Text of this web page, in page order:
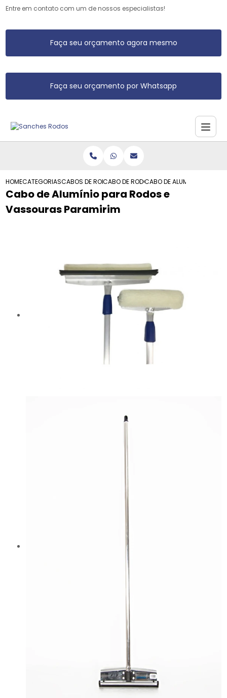
Entre em contato com um de nossos especialistas!
Faça seu orçamento agora mesmo
Faça seu orçamento por Whatsapp
HOMECATEGORIASCABOS DE RODO DE ALUMINIO
CABO DE RODO DE ALUMINIO
CABO DE ALUMINIO PARA
Cabo de Alumínio para Rodos e
Vassouras Paramirim